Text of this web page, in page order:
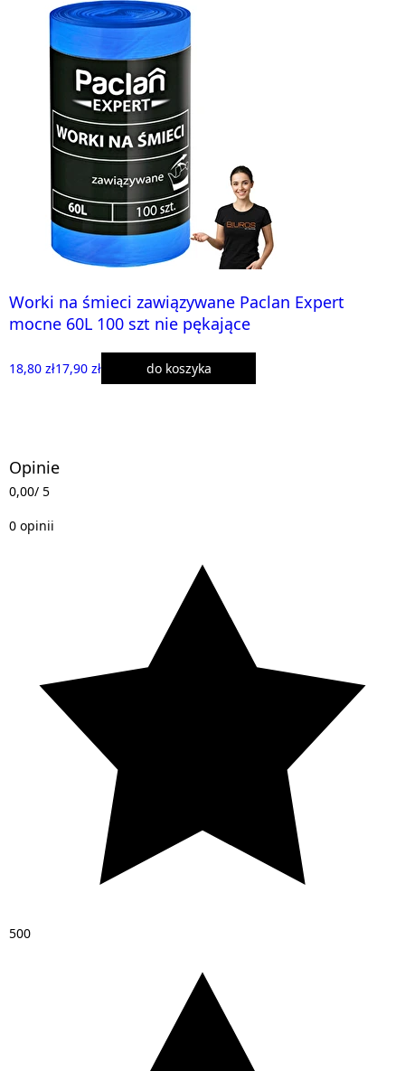
Worki na śmieci zawiązywane Paclan Expert
mocne 60L 100 szt nie pękające
18,80 zł17,90 zł do koszyka
Opinie
0,00/ 5
0 opinii
500